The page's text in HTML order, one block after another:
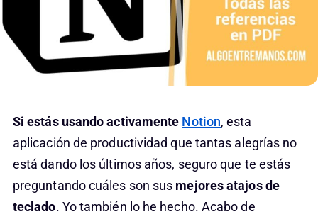
Si estás usando activamente Notion, esta
aplicación de productividad que tantas alegrías no
está dando los últimos años, seguro que te estás
preguntando cuáles son sus mejores atajos de
teclado. Yo también lo he hecho. Acabo de